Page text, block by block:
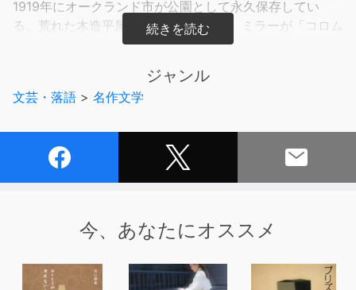
1919年にオークランド市が公園として永久保存してい
る。荒れた木造平屋の邸宅アペイには、ミラーが「コロム
ブス」などの詩を創作した記録が残る。私はここで詩人の
チと、もう一人の日本人カンノを高く評価していた。
ジャンル
文芸・落語 > 名作文学
今、あなたにオススメ